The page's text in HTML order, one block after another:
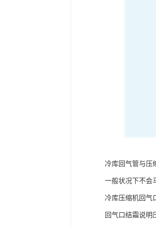
冷库回气管与压
一般状况下不会
冷库压缩机回气
回气口结霜说明